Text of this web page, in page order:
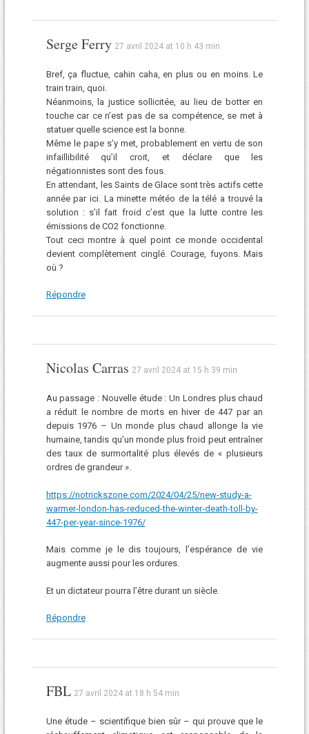
Serge Ferry 27 avril 2024 at 10 h 43 min
Bref, ça fluctue, cahin caha, en plus ou en moins. Le
train train, quoi.
Néanmoins, la justice sollicitée, au lieu de botter en
touche car ce n’est pas de sa compétence, se met à
statuer quelle science est la bonne.
Même le pape s’y met, probablement en vertu de son
infaillibilité qu’il croit, et déclare que les
négationnistes sont des fous.
En attendant, les Saints de Glace sont très actifs cette
année par ici. La minette météo de la télé a trouvé la
solution : s’il fait froid c’est que la lutte contre les
émissions de CO2 fonctionne.
Tout ceci montre à quel point ce monde occidental
devient complètement cinglé. Courage, fuyons. Mais
où ?
Répondre
Nicolas Carras 27 avril 2024 at 15 h 39 min
Au passage : Nouvelle étude : Un Londres plus chaud
a réduit le nombre de morts en hiver de 447 par an
depuis 1976 – Un monde plus chaud allonge la vie
humaine, tandis qu’un monde plus froid peut entraîner
des taux de surmortalité plus élevés de « plusieurs
ordres de grandeur ».
https://notrickszone.com/2024/04/25/new-study-a-
warmer-london-has-reduced-the-winter-death-toll-by-
447-per-year-since-1976/
Mais comme je le dis toujours, l’espérance de vie
augmente aussi pour les ordures.
Et un dictateur pourra l’être durant un siècle.
Répondre
FBL 27 avril 2024 at 18 h 54 min
Une étude – scientifique bien sûr – qui prouve que le